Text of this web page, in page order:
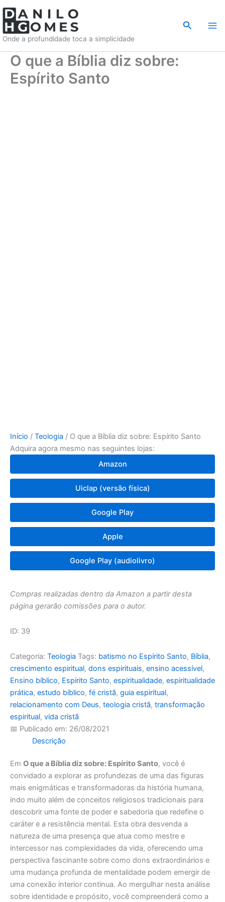
Ir
para
conteúdo
Onde a profundidade toca a simplicidade
Pesquisar
O que a Bíblia diz sobre:
Espírito Santo
Início / Teologia / O que a Bíblia diz sobre: Espírito Santo
Adquira agora mesmo nas seguintes lojas:
Amazon
Uiclap (versão física)
Google Play
Apple
Google Play (audiolivro)
Compras realizadas dentro da Amazon a partir desta
página gerarão comissões para o autor.
ID: 39
Categoria: Teologia Tags: batismo no Espírito Santo, Bíblia,
crescimento espiritual, dons espirituais, ensino acessível,
Ensino bíblico, Espírito Santo, espiritualidade, espiritualidade
prática, estudo bíblico, fé cristã, guia espiritual,
relacionamento com Deus, teologia cristã, transformação
espiritual, vida cristã
📅 Publicado em: 26/08/2021
Descrição
Em O que a Bíblia diz sobre: Espírito Santo, você é
convidado a explorar as profundezas de uma das figuras
mais enigmáticas e transformadoras da história humana,
indo muito além de conceitos religiosos tradicionais para
descobrir uma fonte de poder e sabedoria que redefine o
caráter e a resistência mental. Esta obra desvenda a
natureza de uma presença que atua como mestre e
intercessor nas complexidades da vida, oferecendo uma
perspectiva fascinante sobre como dons extraordinários e
uma mudança profunda de mentalidade podem emergir de
uma conexão interior contínua. Ao mergulhar nesta análise
sobre identidade e propósito, você compreenderá como a